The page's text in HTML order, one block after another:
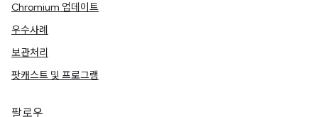
Chromium 업데이트
우수사례
보관처리
팟캐스트 및 프로그램
팔로우